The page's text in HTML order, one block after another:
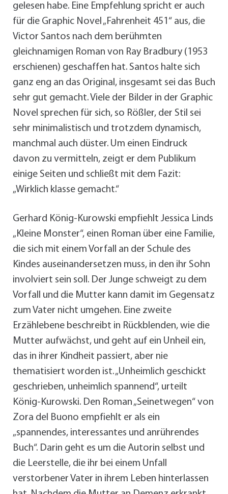
gelesen habe. Eine Empfehlung spricht er auch
für die Graphic Novel „Fahrenheit 451“ aus, die
Victor Santos nach dem berühmten
gleichnamigen Roman von Ray Bradbury (1953
erschienen) geschaffen hat. Santos halte sich
ganz eng an das Original, insgesamt sei das Buch
sehr gut gemacht. Viele der Bilder in der Graphic
Novel sprechen für sich, so Rößler, der Stil sei
sehr minimalistisch und trotzdem dynamisch,
manchmal auch düster. Um einen Eindruck
davon zu vermitteln, zeigt er dem Publikum
einige Seiten und schließt mit dem Fazit:
„Wirklich klasse gemacht.“
Gerhard König-Kurowski empfiehlt Jessica Linds
„Kleine Monster“, einen Roman über eine Familie,
die sich mit einem Vorfall an der Schule des
Kindes auseinandersetzen muss, in den ihr Sohn
involviert sein soll. Der Junge schweigt zu dem
Vorfall und die Mutter kann damit im Gegensatz
zum Vater nicht umgehen. Eine zweite
Erzählebene beschreibt in Rückblenden, wie die
Mutter aufwächst, und geht auf ein Unheil ein,
das in ihrer Kindheit passiert, aber nie
thematisiert worden ist. „Unheimlich geschickt
geschrieben, unheimlich spannend“, urteilt
König-Kurowski. Den Roman „Seinetwegen“ von
Zora del Buono empfiehlt er als ein
„spannendes, interessantes und anrührendes
Buch“. Darin geht es um die Autorin selbst und
die Leerstelle, die ihr bei einem Unfall
verstorbener Vater in ihrem Leben hinterlassen